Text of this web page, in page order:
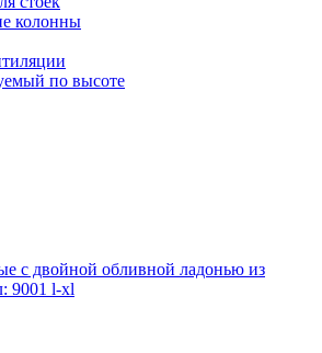
колонны
по высоте
с двойной обливной ладонью из
9001 l-xl